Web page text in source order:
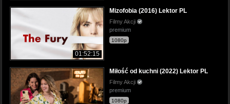
01:52:15
Mizofobia (2016) Lektor PL
Filmy Akcji
premium
1080p
Miłość od kuchni (2022) Lektor PL
Filmy Akcji
premium
1080p